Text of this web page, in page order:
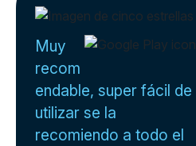
Muy
recom
endable, super fácil de
utilizar se la
recomiendo a todo el